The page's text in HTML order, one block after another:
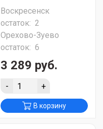
Воскресенск
остаток: 2
Орехово-Зуево
остаток: 6
3 289 руб.
- +
В корзину